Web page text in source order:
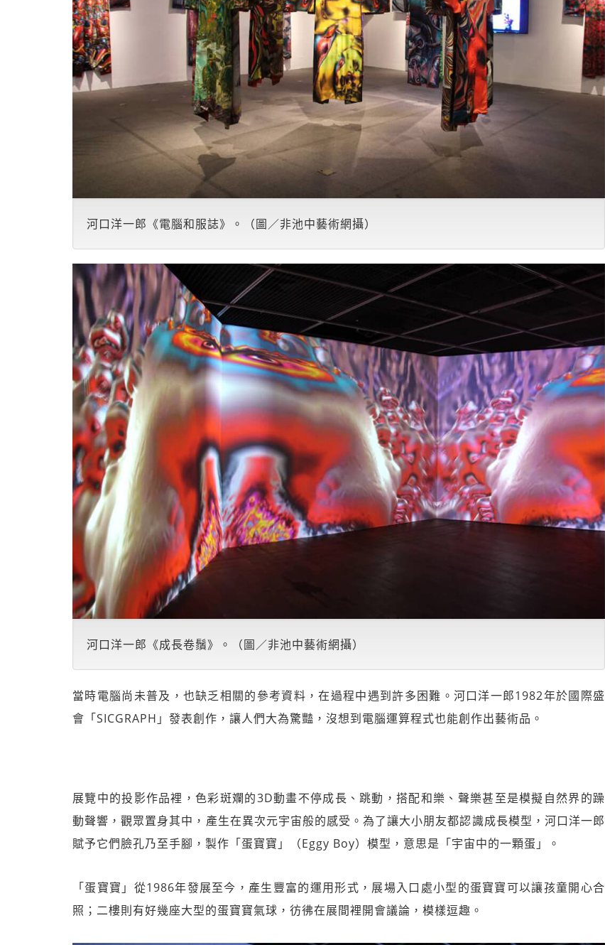
河口洋一郎《電腦和服誌》。（圖／非池中藝術網攝）
河口洋一郎《成長卷鬚》。（圖／非池中藝術網攝）
當時電腦尚未普及，也缺乏相關的參考資料，在過程中遇到許多困難。河口洋一郎1982年於國際盛
會「SICGRAPH」發表創作，讓人們大為驚豔，沒想到電腦運算程式也能創作出藝術品。
展覽中的投影作品裡，色彩斑斕的3D動畫不停成長、跳動，搭配和樂、聲樂甚至是模擬自然界的躁
動聲響，觀眾置身其中，產生在異次元宇宙般的感受。為了讓大小朋友都認識成長模型，河口洋一郎
賦予它們臉孔乃至手腳，製作「蛋寶寶」（Eggy Boy）模型，意思是「宇宙中的一顆蛋」。
「蛋寶寶」從1986年發展至今，產生豐富的運用形式，展場入口處小型的蛋寶寶可以讓孩童開心合
照；二樓則有好幾座大型的蛋寶寶氣球，彷彿在展間裡開會議論，模樣逗趣。